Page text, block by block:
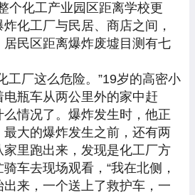
个化工产业园区距离学校更
化工厂与民居、商店之间，
民区距离爆炸废墟目测有七
工厂这么危险。”19岁的高密小
瓶车从两公里外的家中赶
情况了。爆炸发生时，他正
大的爆炸发生之前，还有两
里跑出来，发现是化工厂方
车去现场观看，“我在北侧，
来，一个送上了救护车，一